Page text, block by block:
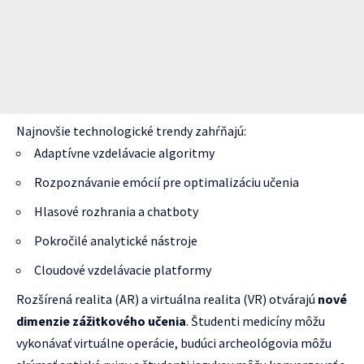
Najnovšie technologické trendy zahŕňajú:
Adaptívne vzdelávacie algoritmy
Rozpoznávanie emócií pre optimalizáciu učenia
Hlasové rozhrania a chatboty
Pokročilé analytické nástroje
Cloudové vzdelávacie platformy
Rozšírená realita (AR) a virtuálna realita (VR) otvárajú nové
dimenzie zážitkového učenia. Študenti medicíny môžu
vykonávať virtuálne operácie, budúci archeológovia môžu